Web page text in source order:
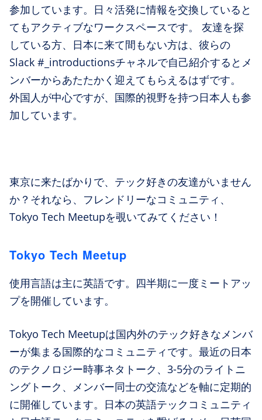
参加しています。日々活発に情報を交換していると
てもアクティブなワークスペースです。 友達を探
している方、日本に来て間もない方は、彼らの
Slack #_introductionsチャネルで自己紹介するとメ
ンバーからあたたかく迎えてもらえるはずです。
外国人が中心ですが、国際的視野を持つ日本人も参
加しています。
東京に来たばかりで、テック好きの友達がいません
か？それなら、フレンドリーなコミュニティ、
Tokyo Tech Meetupを覗いてみてください！
Tokyo Tech Meetup
使用言語は主に英語です。四半期に一度ミートアッ
プを開催しています。
Tokyo Tech Meetupは国内外のテック好きなメンバ
ーが集まる国際的なコミュニティです。最近の日本
のテクノロジー時事ネタトーク、3-5分のライトニ
ングトーク、メンバー同士の交流などを軸に定期的
に開催しています。日本の英語テックコミュニティ